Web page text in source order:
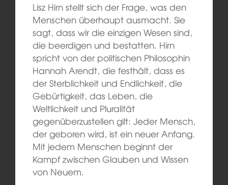
Lisz Hirn stellt sich der Frage, was den
Menschen überhaupt ausmacht. Sie
sagt, dass wir die einzigen Wesen sind,
die beerdigen und bestatten. Hirn
spricht von der politischen Philosophin
Hannah Arendt, die festhält, dass es
der Sterblichkeit und Endlichkeit, die
Gebürtigkeit, das Leben, die
Weltlichkeit und Pluralität
gegenüberzustellen gilt: Jeder Mensch,
der geboren wird, ist ein neuer Anfang.
Mit jedem Menschen beginnt der
Kampf zwischen Glauben und Wissen
von Neuem.